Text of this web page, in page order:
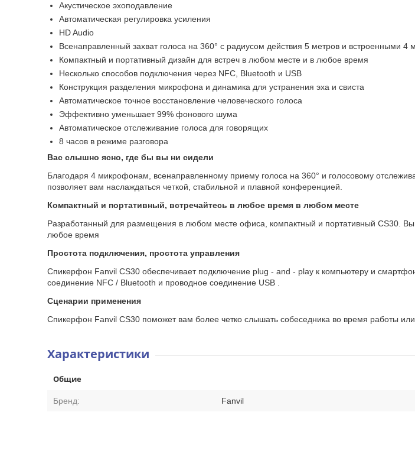
Акустическое эхоподавление
Автоматическая регулировка усиления
HD Audio
Всенаправленный захват голоса на 360° с радиусом действия 5 метров и встроенными 4
Компактный и портативный дизайн для встреч в любом месте и в любое время
Несколько способов подключения через NFC, Bluetooth и USB
Конструкция разделения микрофона и динамика для устранения эха и свиста
Автоматическое точное восстановление человеческого голоса
Эффективно уменьшает 99% фонового шума
Автоматическое отслеживание голоса для говорящих
8 часов в режиме разговора
Вас слышно ясно, где бы вы ни сидели
Благодаря 4 микрофонам, всенаправленному приему голоса на 360° и голосовому
позволяет вам наслаждаться четкой, стабильной и плавной конференцией.
Компактный и портативный, встречайтесь в любое время в любом месте
Разработанный для размещения в любом месте офиса, компактный и портативный CS30. Вы
любое время
Простота подключения, простота управления
Спикерфон Fanvil CS30 обеспечивает подключение plug - and - play к компьютеру и
соединение NFC / Bluetooth и проводное соединение USB .
Сценарии применения
Спикерфон Fanvil CS30 поможет вам более четко слышать собеседника во время работы или
Характеристики
Общие
Бренд: Fanvil